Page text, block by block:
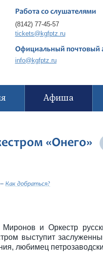
Работа со слушателями
(8142) 77-45-57
tickets@kgfptz.ru
Официальный почтовый
info@kgfptz.ru
Афиша
«Онего»
Как добраться?
и Оркестр
выступит
любимец